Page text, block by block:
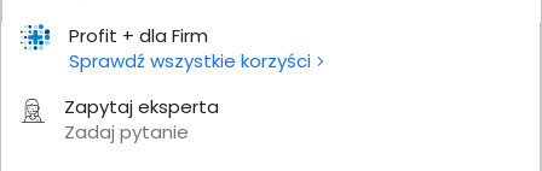
Profit + dla Firm
Sprawdź wszystkie korzyści
Zapytaj eksperta
Zadaj pytanie